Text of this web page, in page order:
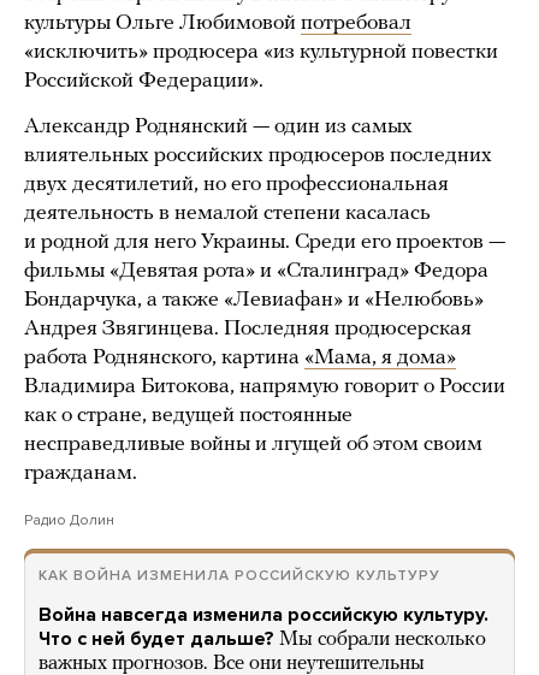
культуры Ольге Любимовой потребовал
«исключить» продюсера «из культурной повестки
Российской Федерации».
Александр Роднянский — один из самых
влиятельных российских продюсеров последних
двух десятилетий, но его профессиональная
деятельность в немалой степени касалась
и родной для него Украины. Среди его проектов —
фильмы «Девятая рота» и «Сталинград» Федора
Бондарчука, а также «Левиафан» и «Нелюбовь»
Андрея Звягинцева. Последняя продюсерская
работа Роднянского, картина «Мама, я дома»
Владимира Битокова, напрямую говорит о России
как о стране, ведущей постоянные
несправедливые войны и лгущей об этом своим
гражданам.
Радио Долин
КАК ВОЙНА ИЗМЕНИЛА РОССИЙСКУЮ КУЛЬТУРУ
Война навсегда изменила российскую культуру.
Что с ней будет дальше? Мы собрали несколько
важных прогнозов. Все они неутешительны